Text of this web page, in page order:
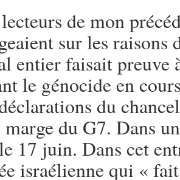
de mon
sur les
entier faisait preuve
le génocide en
du
du G7. Dans
17 juin. Dans cet
israélienne qui «